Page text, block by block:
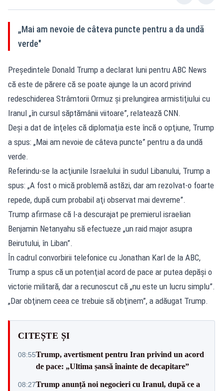
„Mai am nevoie de câteva puncte pentru a da undă
verde"
Preşedintele Donald Trump a declarat luni pentru ABC News
că este de părere că se poate ajunge la un acord privind
redeschiderea Strâmtorii Ormuz şi prelungirea armistiţiului cu
Iranul „în cursul săptămânii viitoare”, relatează CNN.
Deşi a dat de înţeles că diplomaţia este încă o opţiune, Trump
a spus: „Mai am nevoie de câteva puncte” pentru a da undă
verde.
Referindu-se la acţiunile Israelului în sudul Libanului, Trump a
spus: „A fost o mică problemă astăzi, dar am rezolvat-o foarte
repede, după cum probabil aţi observat mai devreme”.
Trump afirmase că l-a descurajat pe premierul israelian
Benjamin Netanyahu să efectueze „un raid major asupra
Beirutului, în Liban”.
În cadrul convorbirii telefonice cu Jonathan Karl de la ABC,
Trump a spus că un potenţial acord de pace ar putea depăşi o
victorie militară, dar a recunoscut că „nu este un lucru simplu”.
„Dar obţinem ceea ce trebuie să obţinem”, a adăugat Trump.
CITEȘTE ȘI
08:55Trump, avertisment pentru Iran privind un acord
de pace: „Ultima șansă înainte de decapitare”
08:27Trump anunță noi negocieri cu Iranul, după ce a